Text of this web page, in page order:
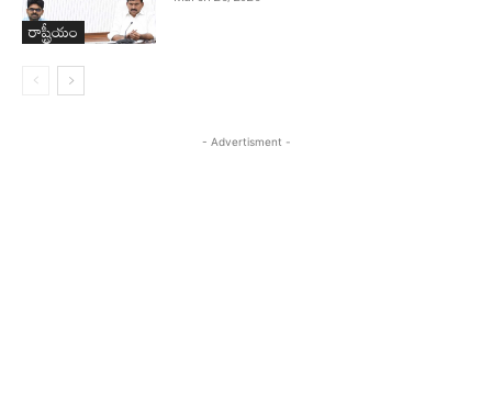
రాష్ట్రీయం
- Advertisment -